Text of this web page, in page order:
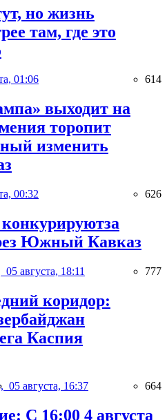
но жизнь
там, где это
01:06 614
выходит на
торопит
изменить
00:32 626
Южный Кавказ
05 августа, 18:11 777
коридор:
Каспия
05 августа, 16:37 664
С 16:00 4 августа